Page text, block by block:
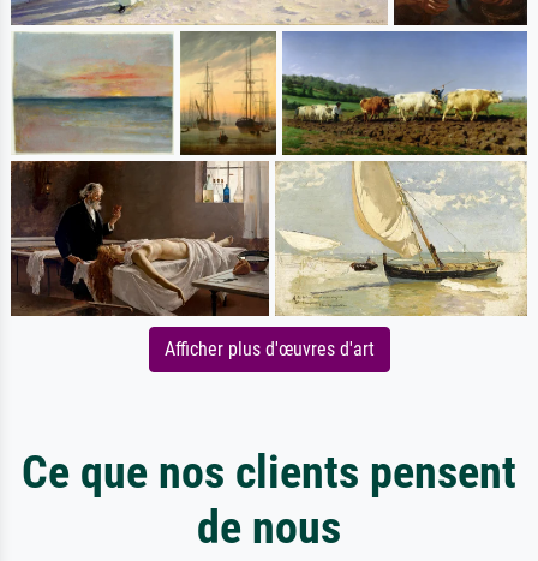
Afficher plus d'œuvres d'art
Ce que nos clients pensent
de nous